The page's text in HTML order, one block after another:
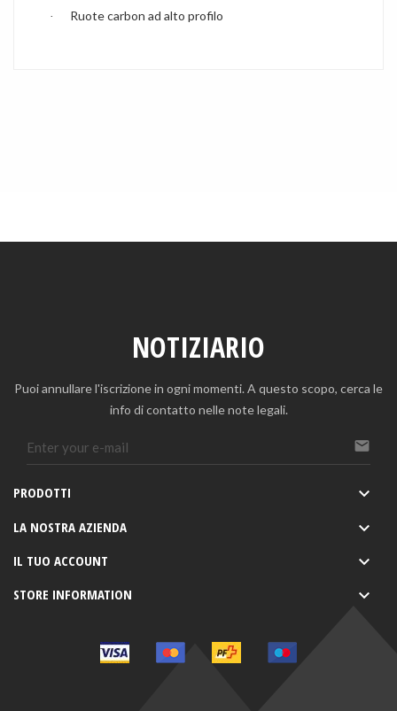
· Ruote carbon ad alto profilo
NOTIZIARIO
Puoi annullare l'iscrizione in ogni momenti. A questo scopo, cerca le
info di contatto nelle note legali.

PRODOTTI 
LA NOSTRA AZIENDA 
IL TUO ACCOUNT 
STORE INFORMATION 